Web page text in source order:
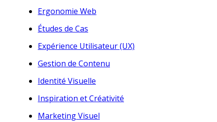
Ergonomie Web
Études de Cas
Expérience Utilisateur (UX)
Gestion de Contenu
Identité Visuelle
Inspiration et Créativité
Marketing Visuel